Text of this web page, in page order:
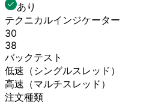
あり
テクニカルインジケーター
30
38
バックテスト
低速 （シングルスレッド）
高速 （マルチスレッド）
注文種類